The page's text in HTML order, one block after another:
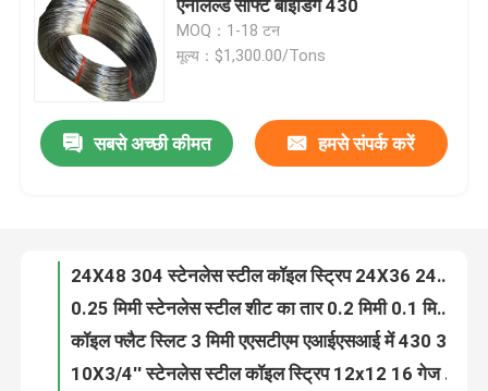
घर
वीडियो
कारखाना भ्रमण
गुणवत्ता नियंत्रण
एनीलेल्ड सॉफ्ट बाइंडिंग 430
MOQ：1-18 टन
मूल्य：$1,300.00/Tons
सबसे अच्छी कीमत हमसे संपर्क करें
24X48 304 स्टेनलेस स्टील कॉइल स्ट्रिप 24X36 24X24 ब्लैक एनोडाइज्ड 304l 310 316 316l
पॉलिश स्टेनलेस स्टील कुंडल पट्टी छिद्रित एसएस 304 316 430 ग्रेड 2 बी फिनिश हॉट रोल्ड
प्रेसिजन ब्रश्ड स्टील स्ट्रिप कॉइल 3mm 201 304 316 316L 309S 410 420 हॉट रोल्ड
304 कोल्ड रोल्ड स्टेनलेस स्टील कॉइल स्ट्रिप 1mm 2mm 4mm 201 304L 316 316L 410 आउटडोर ब्रश
मिरर ब्रश्ड स्टेनलेस स्टील स्ट्रिप कॉइल 2mm प्रिसिजन ASTM SUS 201 304 304L 316 410 430